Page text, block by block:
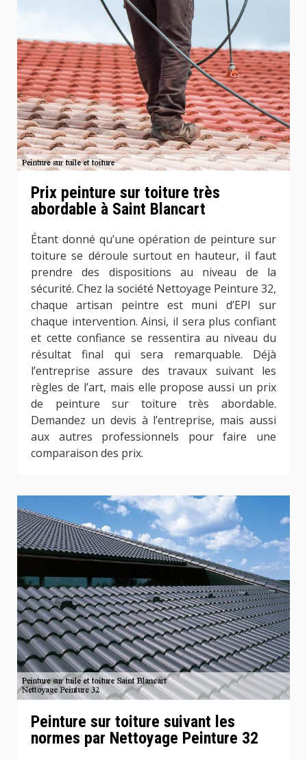
Prix peinture sur toiture très
abordable à Saint Blancart
Étant donné qu’une opération de peinture sur
toiture se déroule surtout en hauteur, il faut
prendre des dispositions au niveau de la
sécurité. Chez la société Nettoyage Peinture 32,
chaque artisan peintre est muni d’EPI sur
chaque intervention. Ainsi, il sera plus confiant
et cette confiance se ressentira au niveau du
résultat final qui sera remarquable. Déjà
l’entreprise assure des travaux suivant les
règles de l’art, mais elle propose aussi un prix
de peinture sur toiture très abordable.
Demandez un devis à l’entreprise, mais aussi
aux autres professionnels pour faire une
comparaison des prix.
Peinture sur toiture suivant les
normes par Nettoyage Peinture 32